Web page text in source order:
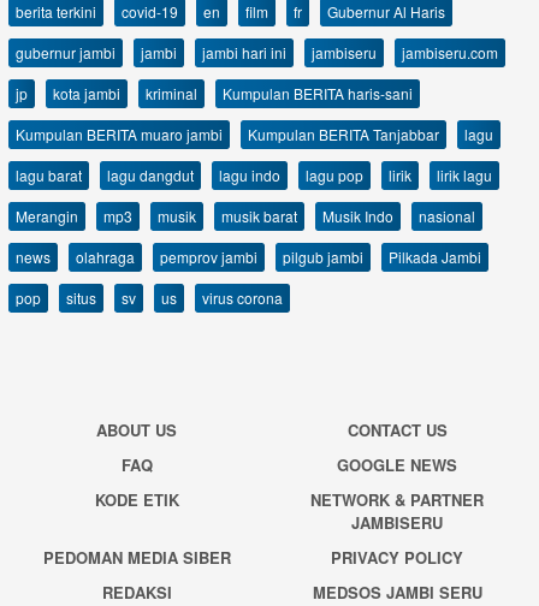
berita terkini
covid-19 en film fr
Gubernur Al Haris
gubernur jambi
jambi jambi hari ini jambiseru
jambiseru.com
jp
kota jambi kriminal
Kumpulan BERITA haris-sani
Kumpulan BERITA muaro jambi
Kumpulan BERITA Tanjabbar
lagu
lagu barat
lagu dangdut lagu indo lagu pop lirik
lirik lagu
Merangin
mp3 musik musik barat Musik Indo
nasional
news
olahraga pemprov jambi pilgub jambi
Pilkada Jambi
pop
situs sv us virus corona
ABOUT US
CONTACT US
FAQ
GOOGLE NEWS
KODE ETIK
NETWORK & PARTNER
JAMBISERU
PEDOMAN MEDIA SIBER
PRIVACY POLICY
REDAKSI
MEDSOS JAMBI SERU